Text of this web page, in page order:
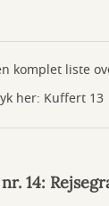
komplet liste
her: Kuffert 13
14: